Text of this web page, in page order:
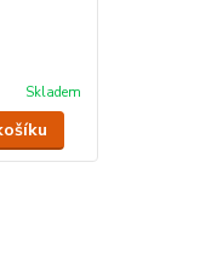
Skladem